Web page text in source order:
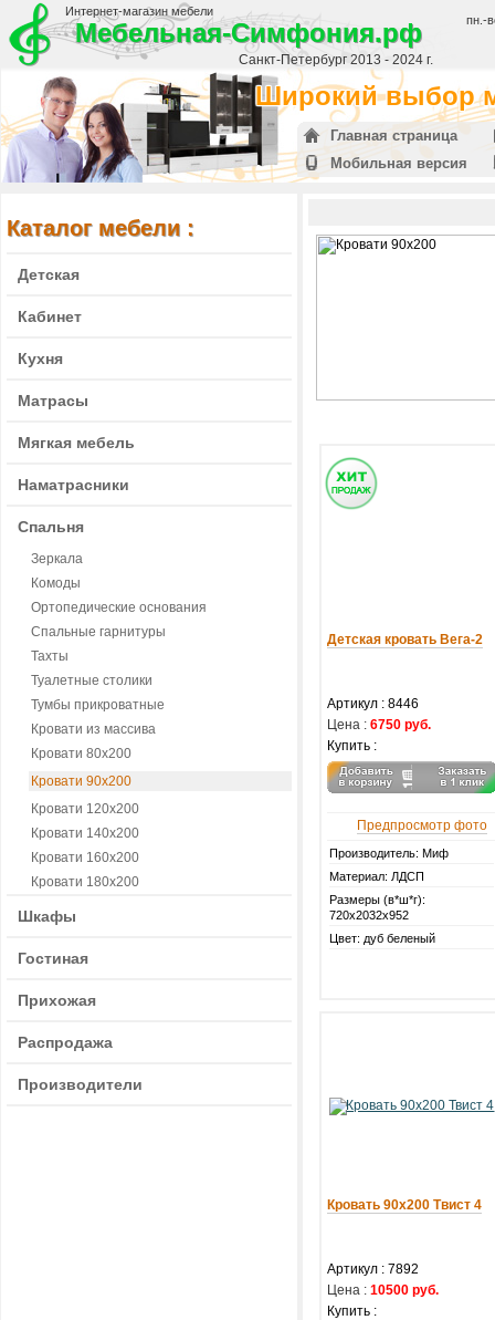
Интернет-магазин мебели
Мебельная-Симфония.рф
Санкт-Петербург 2013 - 2024 г.
пн.-
Широкий выбор
Главная страница
Мобильная версия
Каталог мебели :
Детская
Кабинет
Кухня
Матрасы
Мягкая мебель
Наматрасники
Спальня
Зеркала
Комоды
Ортопедические основания
Спальные гарнитуры
Тахты
Туалетные столики
Тумбы прикроватные
Кровати из массива
Кровати 80х200
Кровати 90х200
Кровати 120х200
Кровати 140х200
Кровати 160х200
Кровати 180х200
Шкафы
Гостиная
Прихожая
Распродажа
Производители
Детская кровать Вега-2
Артикул : 8446
Цена : 6750 руб.
Купить :
Предпросмотр фото
Производитель: Миф
Материал: ЛДСП
Размеры (в*ш*г):
720х2032х952
Цвет: дуб беленый
Кровать 90х200 Твист 4
Артикул : 7892
Цена : 10500 руб.
Купить :